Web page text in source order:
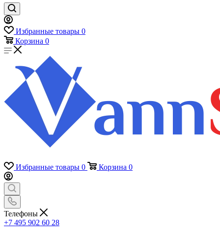
Избранные товары 0
Корзина 0
Избранные товары 0 Корзина 0
Телефоны
+7 495 902 60 28